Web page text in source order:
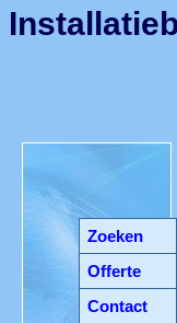
Zoeken
Offerte
Contact